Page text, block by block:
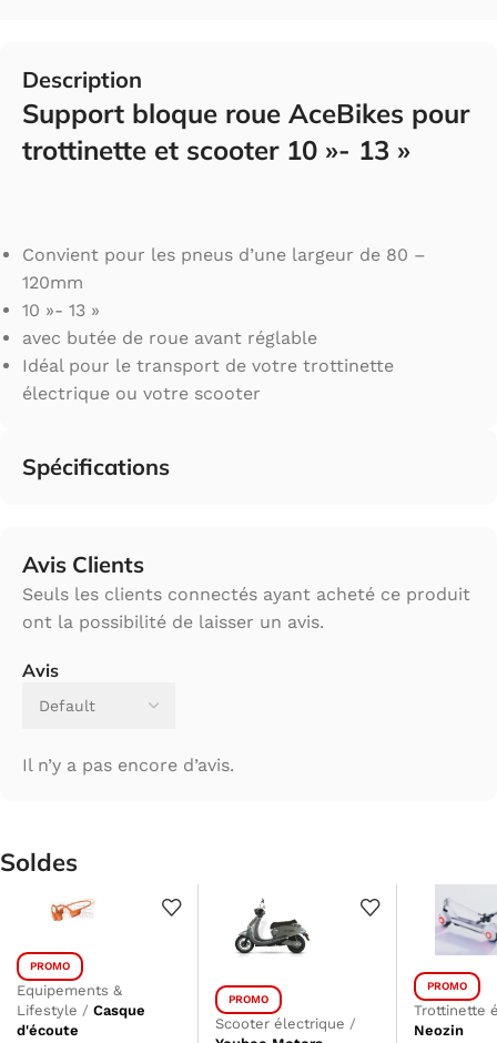
Description
Support bloque roue AceBikes pour
trottinette et scooter 10 »- 13 »
Convient pour les pneus d’une largeur de 80 –
120mm
10 »- 13 »
avec butée de roue avant réglable
Idéal pour le transport de votre trottinette
électrique ou votre scooter
Spécifications
Avis Clients
Avis
Il n’y a pas encore d’avis.
Seuls les clients connectés ayant acheté ce produit
ont la possibilité de laisser un avis.
Soldes
PROMO
Equipements &
Lifestyle / Casque
d'écoute
PROMO
Scooter électrique /
PROMO
Trottinette
Neozin